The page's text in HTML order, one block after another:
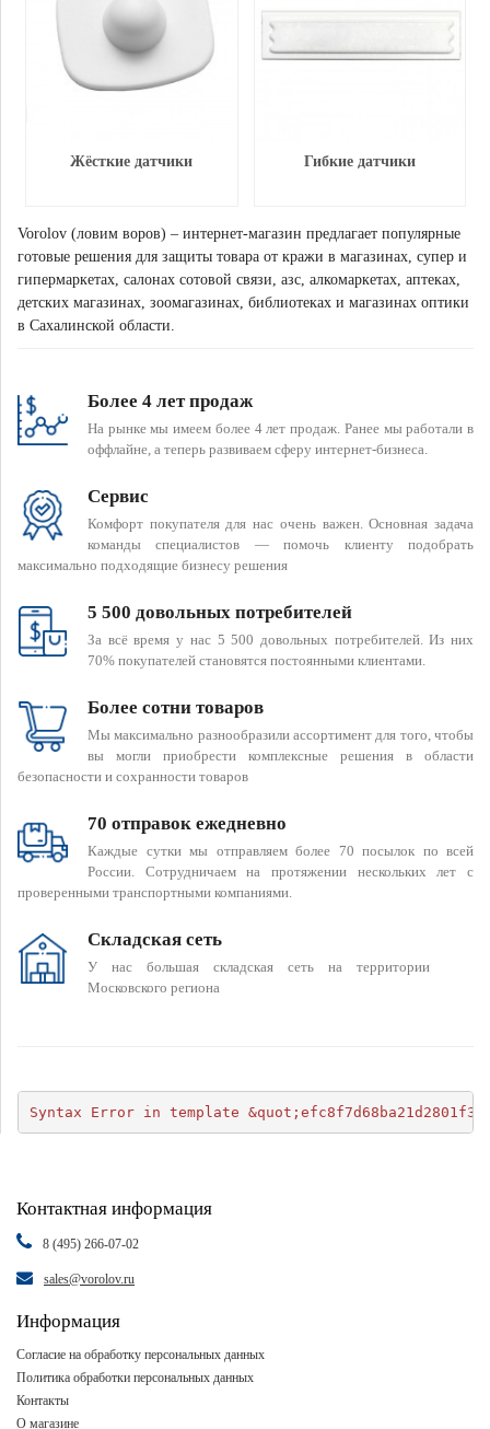
Жёсткие датчики Гибкие датчики
Vorolov (ловим воров) – интернет-магазин предлагает популярные
готовые решения для защиты товара от кражи в магазинах, супер и
гипермаркетах, салонах сотовой связи, азс, алкомаркетах, аптеках,
детских магазинах, зоомагазинах, библиотеках и магазинах оптики
в Сахалинской области.
Более 4 лет продаж
На рынке мы имеем более 4 лет продаж. Ранее мы работали в
оффлайне, а теперь развиваем сферу интернет-бизнеса.
Сервис
Комфорт покупателя для нас очень важен. Основная задача
команды специалистов — помочь клиенту подобрать
максимально подходящие бизнесу решения
5 500 довольных потребителей
За всё время у нас 5 500 довольных потребителей. Из них
70% покупателей становятся постоянными клиентами.
Более сотни товаров
Мы максимально разнообразили ассортимент для того, чтобы
вы могли приобрести комплексные решения в области
безопасности и сохранности товаров
70 отправок ежедневно
Каждые сутки мы отправляем более 70 посылок по всей
России. Сотрудничаем на протяжении нескольких лет с
проверенными транспортными компаниями.
Складская сеть
У нас большая складская сеть на территории
Московского региона
Syntax Error in template
Контактная информация
8 (495) 266-07-02
sales@vorolov.ru
Информация
Согласие на обработку персональных данных
Политика обработки персональных данных
Контакты
О магазине